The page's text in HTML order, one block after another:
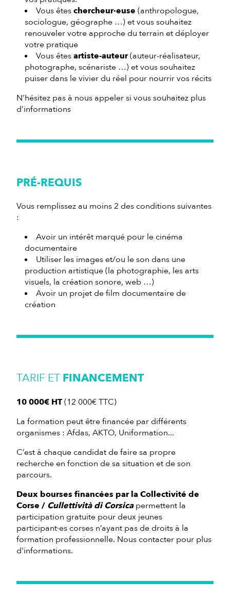
Vous êteschercheur·euse (anthropologue,
sociologue, géographe …) et vous souhaitez
renouveler votre approche du terrain et déployer
votre pratique
Vous êtesartiste-auteur(auteur-réalisateur,
photographe, scénariste …) et vous souhaitez
puiser dans le vivier du réel pour nourrir vos récits
N’hésitez pas à nous appeler si vous souhaitez plus
d’informations
PRÉ-REQUIS
Vous remplissez au moins 2 des conditions suivantes
:
Avoir un intérêt marqué pour le cinéma
documentaire
Utiliser les images et/ou le son dans une
production artistique (la photographie, les arts
visuels, la création sonore, web …)
Avoir un projet de film documentaire de
création
TARIF ET FINANCEMENT
10 000€ HT(12 000€ TTC)
La formation peut être financée par différents
organismes : Afdas, AKTO, Uniformation...
C’est à chaque candidat de faire sa propre
recherche en fonction de sa situation et de son
parcours.
Deux bourses financées par la Collectivité de
Corse / Cullettività di Corsicapermettent la
participation gratuite pour deux jeunes
participant·es corses n’ayant pas de droits à la
formation professionnelle. Nous contacter pour plus
d'informations.